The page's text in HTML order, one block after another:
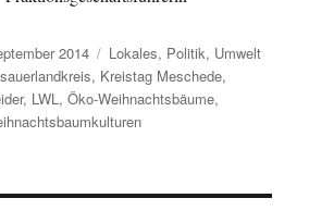
2014 Kategorien
Lokales, Politik, Umwelt
, Kreistag Meschede,
, LWL,Öko-Weihnachtsbäume,